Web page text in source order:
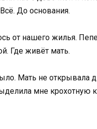
До основания.
от нашего жилья.
Где живёт мать.
Мать не открывала
мне крохотную